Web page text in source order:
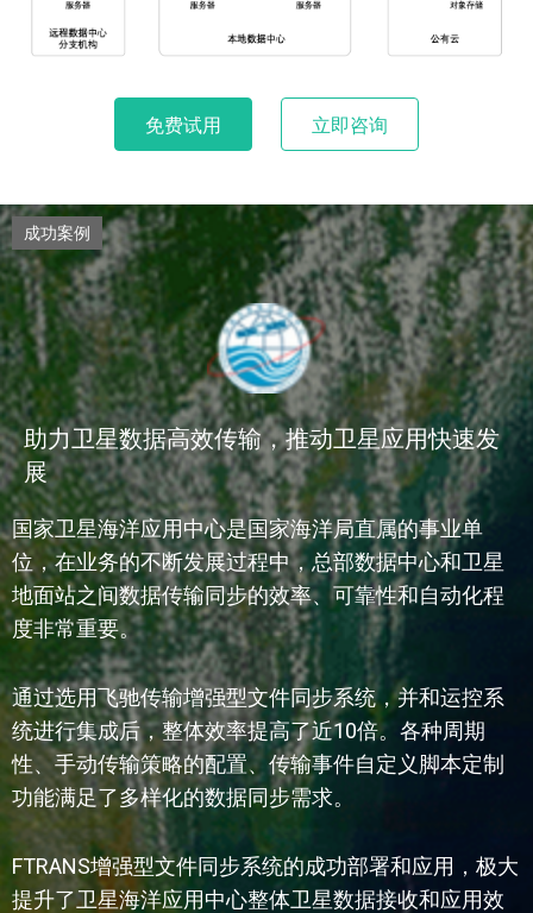
免费试用 立即咨询
成功案例
助力卫星数据高效传输，推动卫星应用快速发
展
国家卫星海洋应用中心是国家海洋局直属的事业单
位，在业务的不断发展过程中，总部数据中心和卫星
地面站之间数据传输同步的效率、可靠性和自动化程
度非常重要。
通过选用飞驰传输增强型文件同步系统，并和运控系
统进行集成后，整体效率提高了近10倍。各种周期
性、手动传输策略的配置、传输事件自定义脚本定制
功能满足了多样化的数据同步需求。
FTRANS增强型文件同步系统的成功部署和应用，极大
提升了卫星海洋应用中心整体卫星数据接收和应用效